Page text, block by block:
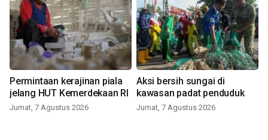
Permintaan kerajinan piala
jelang HUT Kemerdekaan RI
Jumat, 7 Agustus 2026
Aksi bersih sungai di
kawasan padat penduduk
Jumat, 7 Agustus 2026